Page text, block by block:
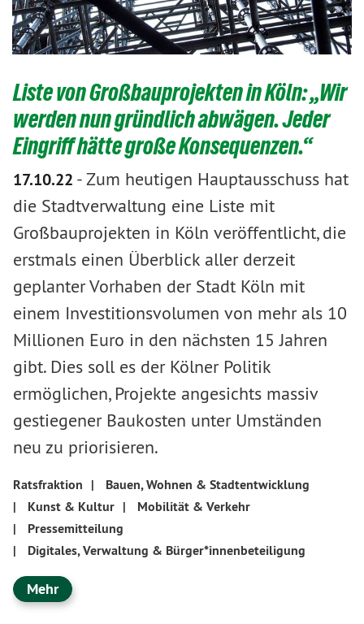
Liste von Großbauprojekten in Köln: „Wir
werden nun gründlich abwägen. Jeder
Eingriff hätte große Konsequenzen.“
17.10.22 -Zum heutigen Hauptausschuss hat
die Stadtverwaltung eine Liste mit
Großbauprojekten in Köln veröffentlicht, die
erstmals einen Überblick aller derzeit
geplanter Vorhaben der Stadt Köln mit
einem Investitionsvolumen von mehr als 10
Millionen Euro in den nächsten 15 Jahren
gibt. Dies soll es der Kölner Politik
ermöglichen, Projekte angesichts massiv
gestiegener Baukosten unter Umständen
neu zu priorisieren.
Ratsfraktion |
Bauen, Wohnen & Stadtentwicklung
|
Kunst & Kultur |
Mobilität & Verkehr
|
Pressemitteilung
|
Digitales, Verwaltung & Bürger*innenbeteiligung
Mehr